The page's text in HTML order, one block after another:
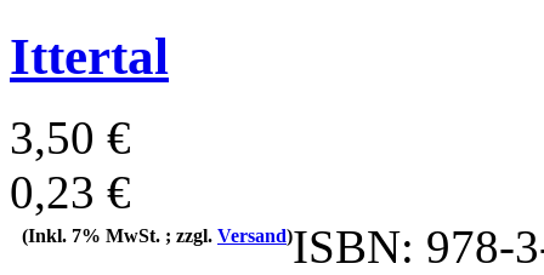
Ittertal
3,50 €
0,23 €
(Inkl. 7% MwSt. ; zzgl. Versand)ISBN: 978-